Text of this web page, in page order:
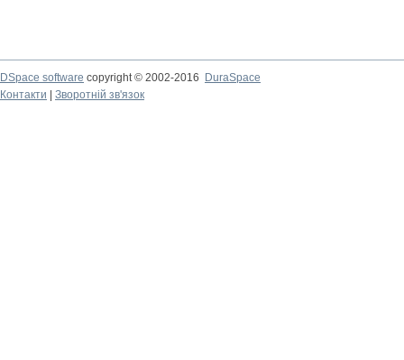
DSpace software copyright © 2002-2016
DuraSpace
Контакти
Зворотній зв'язок